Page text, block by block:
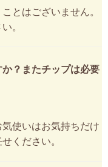
とはございません。
。
？またチップは必要
使いはお気持ちだけ
ください。